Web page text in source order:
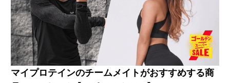
マイプロテインのチームメイトがおすすめする商